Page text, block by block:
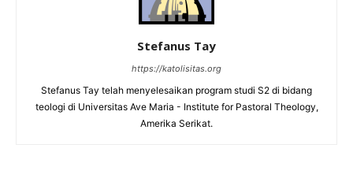
Stefanus Tay
https://katolisitas.org
Stefanus Tay telah menyelesaikan program studi S2 di bidang
teologi di Universitas Ave Maria - Institute for Pastoral Theology,
Amerika Serikat.